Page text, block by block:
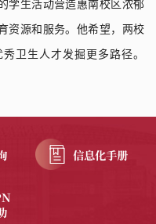
学生活动营造惠南校区 浓郁
资源和服务。他希望，两校
秀 卫生人才发掘更多路径。
信息化手册